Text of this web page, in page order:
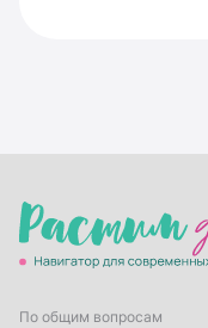
По общим вопросам